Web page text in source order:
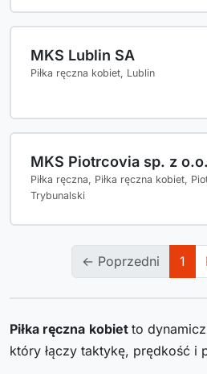
MKS Lublin SA
Piłka ręczna kobiet, Lublin
MKS Piotrcovia sp. z o.o.
Piłka ręczna, Piłka ręczna kobiet,
Trybunalski
← Poprzedni 1
Piłka ręczna kobiet to
który łączy taktykę, prędkość i